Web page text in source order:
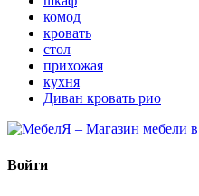
комод
кровать
стол
прихожая
кухня
Диван кровать рио
Войти